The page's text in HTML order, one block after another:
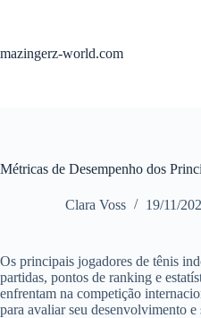
mazingerz-world.com
Métricas de Desempenho dos
Clara Voss 19/11/
Os principais jogadores de tênis
partidas, pontos de ranking e
enfrentam na competição
para avaliar seu desenvolvimento